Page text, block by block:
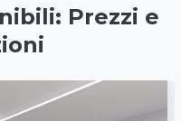
Prezzi e